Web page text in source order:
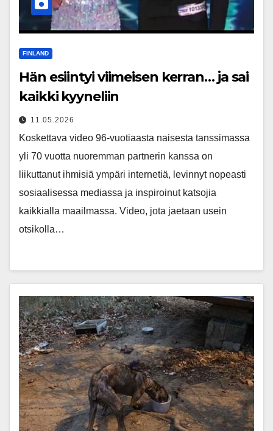
FINLAND
Hän esiintyi viimeisen kerran… ja sai
kaikki kyyneliin
11.05.2026
Koskettava video 96-vuotiaasta naisesta tanssimassa
yli 70 vuotta nuoremman partnerin kanssa on
liikuttanut ihmisiä ympäri internetiä, levinnyt nopeasti
sosiaalisessa mediassa ja inspiroinut katsojia
kaikkialla maailmassa. Video, jota jaetaan usein
otsikolla…